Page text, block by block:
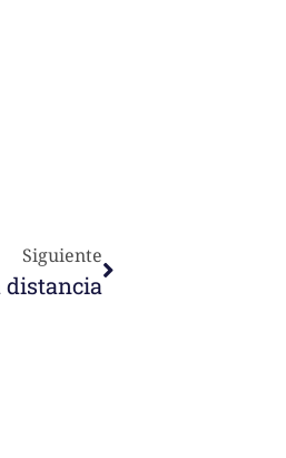
Siguiente
distancia